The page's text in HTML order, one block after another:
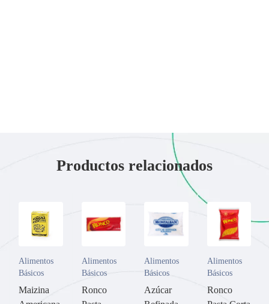
Productos relacionados
Alimentos
Básicos
Maizina
Alimentos
Básicos
Ronco
Alimentos
Básicos
Azúcar
Alimentos
Básicos
Ronco